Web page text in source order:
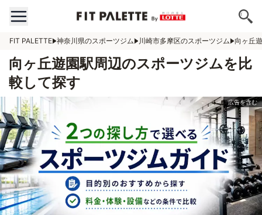
FIT PALETTE 神奈川県のスポーツジム 川崎市多摩区のスポーツジム 向ヶ丘
向ヶ丘遊園駅周辺のスポーツジムを比
較して探す